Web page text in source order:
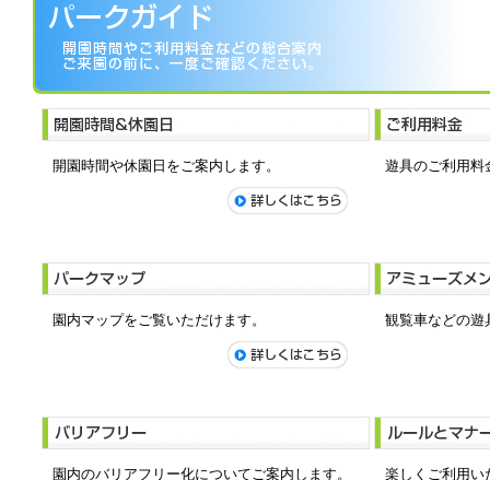
開園時間や休園日をご案内します。 遊具のご利用料
園内マップをご覧いただけます。 観覧車などの遊
園内のバリアフリー化についてご案内します。 楽しくご利用い